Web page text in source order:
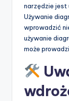
narzędzie jest
Używanie
wprowadzić
używanie
może